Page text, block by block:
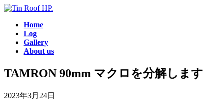
コ
ス
キ
プ
ナ
ン
に
動
Home
Log
Gallery
About us
TAMRON 90mm マクロを分解します
2023年3月24日